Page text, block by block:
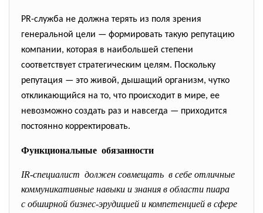
PR-служба не должна терять из поля зрения
генеральной цели — формировать такую репутацию
компании, которая в наибольшей степени
соответствует стратегическим целям. Поскольку
репутация — это живой, дышащий организм, чутко
откликающийся на то, что происходит в мире, ее
невозможно создать раз и навсегда — приходится
постоянно корректировать.
Функциональные обязанности
IR-специалист должен совмещать в себе отличные
коммуникативные навыки и знания в области пиара
с обширной бизнес-эрудицией и компетенцией в сфере